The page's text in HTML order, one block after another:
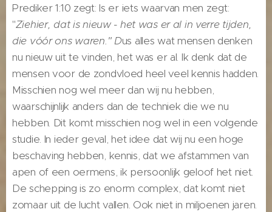
Prediker 1:10 zegt: Is er iets waarvan men zegt:
"Ziehier, dat is nieuw - het was er al in verre tijden,
die vóór ons waren." Dus alles wat mensen denken
nu nieuw uit te vinden, het was er al. Ik denk dat de
mensen voor de zondvloed heel veel kennis hadden.
Misschien nog wel meer dan wij nu hebben,
waarschijnlijk anders dan de techniek die we nu
hebben. Dit komt misschien nog wel in een volgende
studie. In ieder geval, het idee dat wij nu een hoge
beschaving hebben, kennis, dat we afstammen van
apen of een oermens, ik persoonlijk geloof het niet.
De schepping is zo enorm complex, dat komt niet
zomaar uit de lucht vallen. Ook niet in miljoenen jaren.